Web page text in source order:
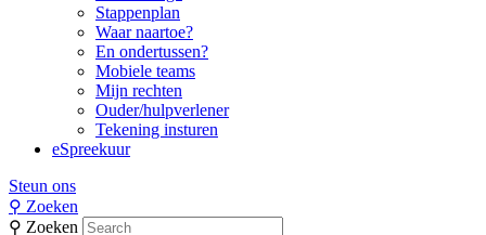
Stappenplan
Waar naartoe?
En ondertussen?
Mobiele teams
Mijn rechten
Ouder/hulpverlener
Tekening insturen
eSpreekuur
Steun ons
⚲ Zoeken
⚲ Zoeken